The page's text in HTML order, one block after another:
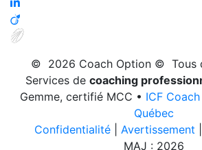
© 2026 Coach Option © Tous
Services de coaching
Gemme, certifié MCC • ICF
Québec
Confidentialité
Avertissement
MAJ : 2026